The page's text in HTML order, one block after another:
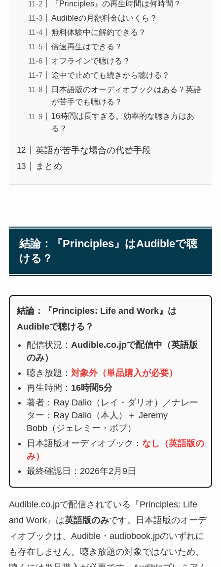
『Principles』の再生時間は何時間？
Audibleの月額料金はいくら？
無料体験中に解約できる？
倍速再生はできる？
オフラインで聴ける？
途中で止めても続きから聴ける？
日本語版のオーディオブックはある？英語
が苦手でも聴ける？
16時間は長すぎる。効率的な聴き方はあ
る？
英語が苦手な場合の代替手段
まとめ
結論：『Principles』はAudibleで聴
ける？
結論：『Principles: Life and Work』は
Audibleで聴ける？
配信状況： Audible.co.jpで配信中（英語版
のみ）
聴き放題： 対象外（単品購入が必要）
再生時間： 16時間5分
著者：Ray Dalio（レイ・ダリオ）／ナレー
ター：Ray Dalio（本人）＋ Jeremy
Bobb（ジェレミー・ボブ）
日本語版オーディオブック： なし（英語版の
み）
最終確認日：2026年2月9日
Audible.co.jpで配信されている『Principles: Life
and Work』は英語版のみです。日本語版のオーデ
ィオブックは、Audible・audiobook.jpのいずれに
も存在しません。聴き放題の対象ではないため、